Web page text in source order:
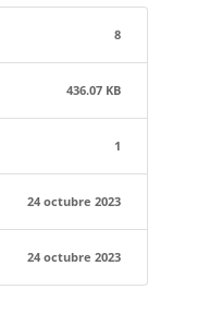
8
436.07 KB
1
24 octubre 2023
24 octubre 2023